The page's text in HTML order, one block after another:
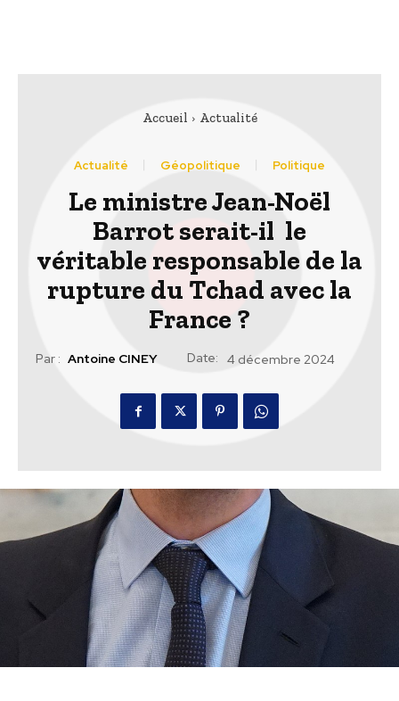
Accueil Actualité
Actualité Géopolitique Politique
Le ministre Jean-Noël
Barrot serait-il le
véritable responsable de la
rupture du Tchad avec la
France ?
Par : Antoine CINEY Date: 4 décembre 2024